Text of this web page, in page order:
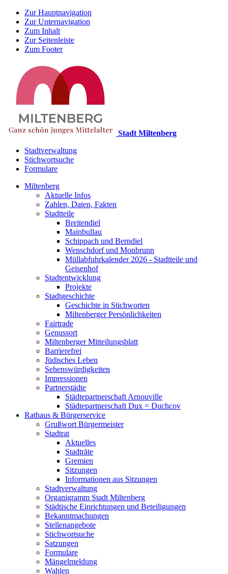
Zur Hauptnavigation
Zur Unternavigation
Zum Inhalt
Zur Seitenleiste
Zum Footer
Stadt Miltenberg
Stadtverwaltung
Stichwortsuche
Formulare
Miltenberg
Aktuelle Infos
Zahlen, Daten, Fakten
Stadtteile
Breitendiel
Mainbullau
Schippach und Berndiel
Wenschdorf und Monbrunn
Müllabfuhrkalender 2026 - Stadtteile und
Geisenhof
Stadtentwicklung
Projekte
Stadtgeschichte
Geschichte in Stichworten
Miltenberger Persönlichkeiten
Fairtrade
Genussort
Miltenberger Mitteilungsblatt
Barrierefrei
Jüdisches Leben
Sehenswürdigkeiten
Impressionen
Partnerstädte
Städtepartnerschaft Arnouville
Städtepartnerschaft Dux = Duchcov
Rathaus & Bürgerservice
Grußwort Bürgermeister
Stadtrat
Aktuelles
Stadträte
Gremien
Sitzungen
Informationen aus Sitzungen
Stadtverwaltung
Organigramm Stadt Miltenberg
Städtische Einrichtungen und Beteiligungen
Bekanntmachungen
Stellenangebote
Stichwortsuche
Satzungen
Formulare
Mängelmeldung
Wahlen